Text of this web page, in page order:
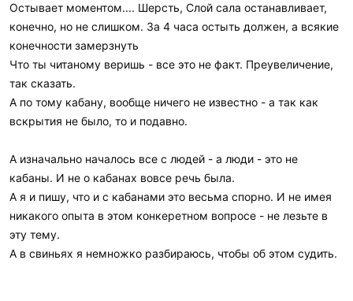
Остывает моментом.... Шерсть, Слой сала останавливает,
конечно, но не слишком. За 4 часа остыть должен, а всякие
конечности замерзнуть
Что ты читаному веришь - все это не факт. Преувеличение,
так сказать.
А по тому кабану, вообще ничего не известно - а так как
вскрытия не было, то и подавно.
А изначально началось все с людей - а люди - это не
кабаны. И не о кабанах вовсе речь была.
А я и пишу, что и с кабанами это весьма спорно. И не имея
никакого опыта в этом конкеретном вопросе - не лезьте в
эту тему.
А в свиньях я немножко разбираюсь, чтобы об этом судить.